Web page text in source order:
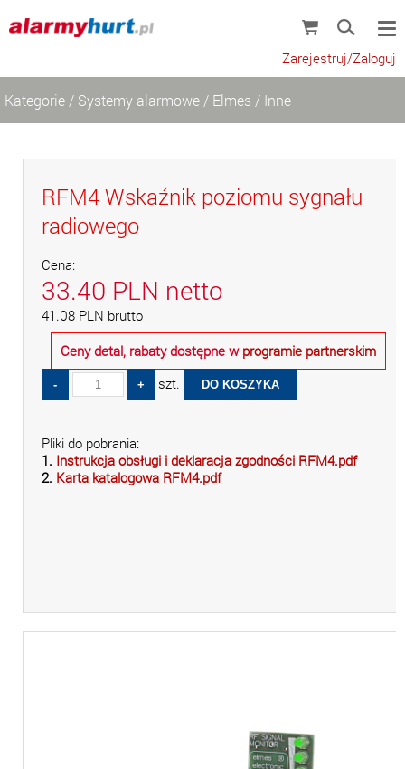
Zarejestruj/Zaloguj
Kategorie / Systemy alarmowe / Elmes / Inne
RFM4 Wskaźnik poziomu sygnału
radiowego
Cena:
33.40 PLN netto
41.08 PLN brutto
Ceny detal, rabaty dostępne w programie partnerskim
szt.
Pliki do pobrania:
1. Instrukcja obsługi i deklaracja zgodności RFM4.pdf
2. Karta katalogowa RFM4.pdf